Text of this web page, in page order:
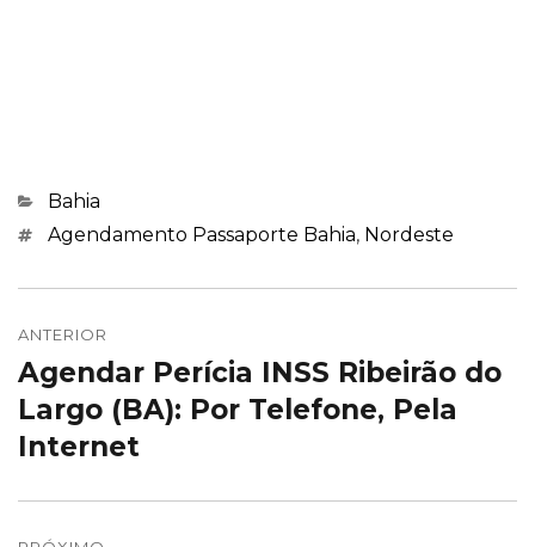
Categorias
Bahia
Marcações
Agendamento Passaporte Bahia, Nordeste
de
Post
ANTERIOR
Post
anterior:
Agendar Perícia INSS Ribeirão do
Largo (BA): Por Telefone, Pela
Internet